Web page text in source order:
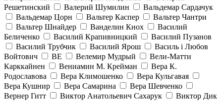
Решетинский
Валерий Шумилин
Вальдемар Сардачук
Вальдемар Цорн
Вальтер Каспер
Вальтер Чантри
Вальтер Шнайдер
Ванделин Кнох
Василий
Беличенко
Василий Крапивницкий
Василий Пузанов
Василий Трубчик
Василий Ярош
Василь і Любов
Войтович
ВЕ Велемир Мудрый
Вели-Матти
Карккайнен
Вениамин М. Крейман
Вера К.
Родославова
Вера Климошенко
Вера Кульгавая
Вера Кушнир
Вера Самарина
Вера Шевченко
Вернер Гитт
Виктор Анатольевич Сахарук
Виктор Дик